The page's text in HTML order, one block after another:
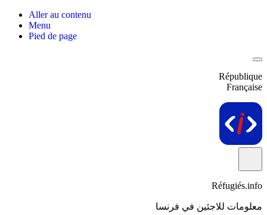
Aller au contenu
Menu
Pied de page
République
Française
Réfugiés.info
معلومات للاجئين في فرنسا